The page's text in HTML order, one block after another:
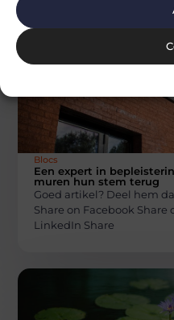
Blocs
Een expert in
muren hun stem terug
Goed artikel? Deel hem
Share on Facebook Share
LinkedIn Share